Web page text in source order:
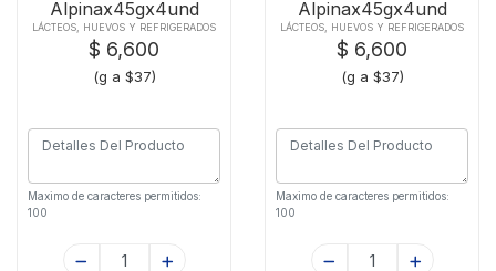
Alpinax45gx4und
Meloc
LÁCTEOS, HUEVOS Y REFRIGERADOS
$ 6,600
(g a $37)
Maximo de caracteres permitidos:
100
Alpinax45gx4und
Mora
LÁCTEOS, HUEVOS Y REFRIGERADOS
$ 6,600
(g a $37)
Maximo de caracteres permitidos:
100